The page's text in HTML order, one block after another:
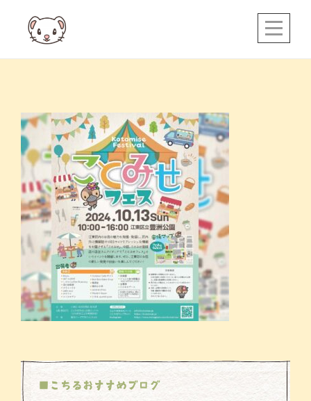
content
■こちるおすすめブログ
稿
ナ
ビ
ゲ
ー
シ
ョ
ン